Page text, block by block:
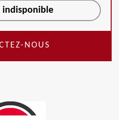
indisponible
NOUS